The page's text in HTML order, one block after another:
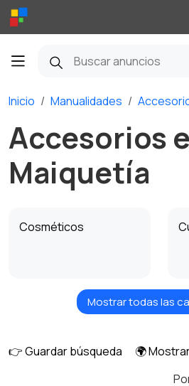
Inicio Manualidades
Accesorios
Maiquetía
Cosméticos
Muñecas y juguetesMostrar todas las
👉 Guardar búsqueda
🌍